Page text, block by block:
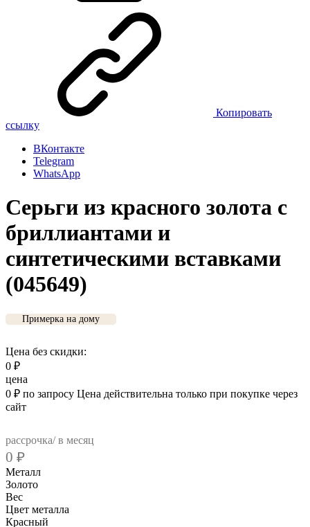
Копировать
ссылку
ВКонтакте
Telegram
WhatsApp
Серьги из красного золота с
бриллиантами и
синтетическими вставками
(045649)
Примерка на дому
Цена без скидки:
0 ₽
цена
0 ₽ по запросу Цена действительна только при покупке через
сайт
рассрочка/ в месяц
0 ₽
Металл
Золото
Вес
Цвет металла
Красный